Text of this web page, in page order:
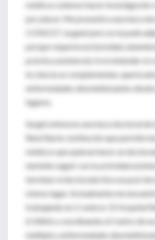
médicos solemos hacer investigación
por placer. Me presenté a una beca
CONICET, la gané pero no la pude
porque requería exclusividad,
práctica asistencial. A mi entender el
la ciencia se complementan, quería
enfermedades desmielinizantes desde
lugares.
Surgió entonces una beca doctoral de
René Barón, institución que permite
médicos que quieran hacer un
también seguir con la actividad
terminar el doctorado hice un post
mismo lugar. Actualmente me
trabajando en 2 centros: El Hospital
(CABA) y coordinando el Centro de
múltiple y enfermedades